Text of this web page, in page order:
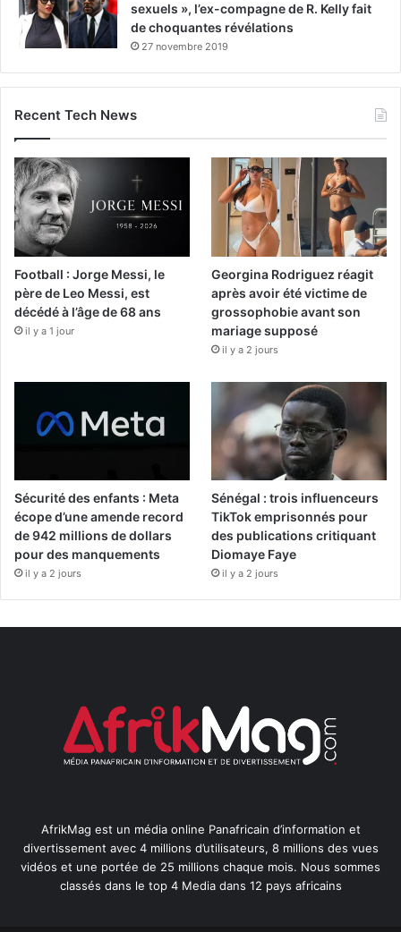
sexuels », l’ex-compagne de R. Kelly fait
de choquantes révélations
27 novembre 2019
Recent Tech News
Football : Jorge Messi, le
père de Leo Messi, est
décédé à l’âge de 68 ans
il y a 1 jour
Georgina Rodriguez réagit
après avoir été victime de
grossophobie avant son
mariage supposé
il y a 2 jours
Sécurité des enfants : Meta
écope d’une amende record
de 942 millions de dollars
pour des manquements
il y a 2 jours
Sénégal : trois influenceurs
TikTok emprisonnés pour
des publications critiquant
Diomaye Faye
il y a 2 jours
AfrikMag est un média online Panafricain d’information et
divertissement avec 4 millions d’utilisateurs, 8 millions des vues
vidéos et une portée de 25 millions chaque mois. Nous sommes
classés dans le top 4 Media dans 12 pays africains